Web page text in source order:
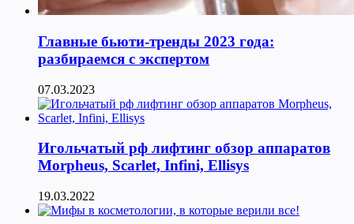
Главные бьюти-тренды 2023 года:
разбираемся с экспертом
07.03.2023
Игольчатый рф лифтинг обзор аппаратов
Morpheus, Scarlet, Infini, Ellisys
19.03.2022